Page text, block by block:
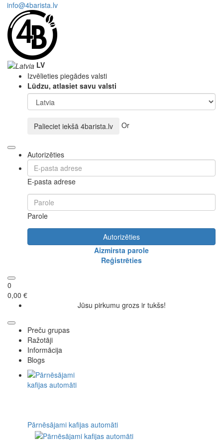
info@4barista.lv
LV
Izvēlieties piegādes valsti
Lūdzu, atlasiet savu valsti
Palieciet iekšā 4barista.lv Or
Autorizēties
E-pasta adrese
Parole
Autorizēties
Aizmirsta parole
Reģistrēties
0
0,00 €
Jūsu pirkumu grozs ir tukšs!
Preču grupas
Ražotāji
Informācija
Blogs
Pārnēsājami kafijas automāti